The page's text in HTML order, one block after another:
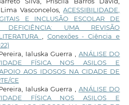
Vasconcelos,ACESSIBILIDADE,
E INCLUSÃO ESCOLAR DE
DEFICIÊNCIA: UMA REVISÃO
Conexões - Ciência e
Ialuska Guerra , ANÁLISE DO
FÍSICA NOS ASILOS E
AOS IDOSOS NA CIDADE DE
CE
Ialuska Guerra , ANÁLISE DO
FÍSICA NOS ASILOS E